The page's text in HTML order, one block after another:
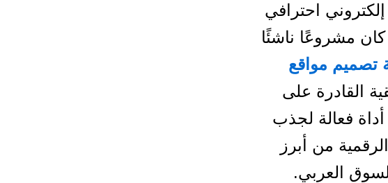
احترافي
مشروعًا ناشئًا
تصميم مواقع
القادرة على
فعالة لجذب
من أبرز
العربي.